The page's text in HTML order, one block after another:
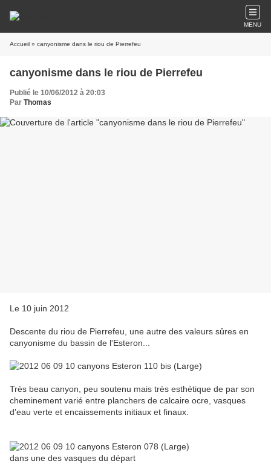
MENU
Accueil » canyonisme dans le riou de Pierrefeu
canyonisme dans le riou de Pierrefeu
Publié le 10/06/2012 à 20:03
Par Thomas
Le 10 juin 2012
Descente du riou de Pierrefeu, une autre des valeurs sûres en
canyonisme du bassin de l'Esteron...
Très beau canyon, peu soutenu mais très esthétique de par son
cheminement varié entre planchers de calcaire ocre, vasques
d'eau verte et encaissements initiaux et finaux.
dans une des vasques du départ